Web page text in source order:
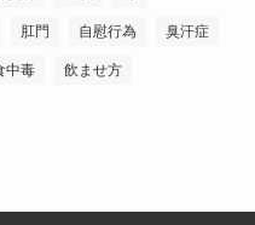
肛門 自慰行為 臭汗症
中毒 飲ませ方